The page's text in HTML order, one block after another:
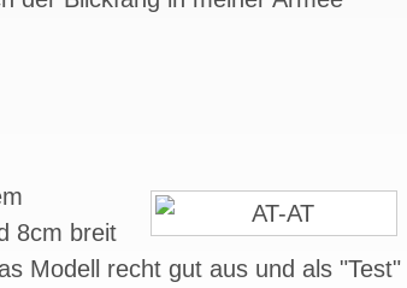
8cm breit
Modell recht gut aus und als "Test"